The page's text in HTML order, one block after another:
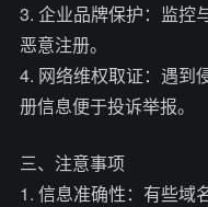
3. 企业品牌保护：监控
恶意注册。
4. 网络维权取证：遇到
册信息便于投诉举报。
三、注意事项
1. 信息准确性：有些域